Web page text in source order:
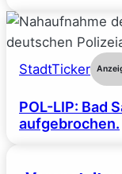
StadtTicker
POL-LIP: Bad
aufgebrochen.